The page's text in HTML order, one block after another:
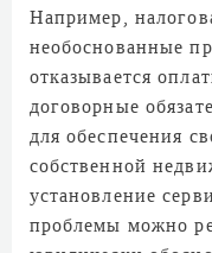
Например,
необоснованные
отказывается
договорные
для обеспечения
собственной
установление
проблемы можно